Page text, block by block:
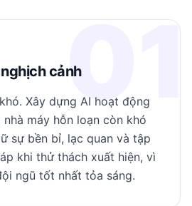
01
cảnh
Xây dựng AI hoạt động
máy hỗn loạn còn khó
sự bền bỉ, lạc quan và tập
khi thử thách xuất hiện, vì
ngũ tốt nhất tỏa sáng.